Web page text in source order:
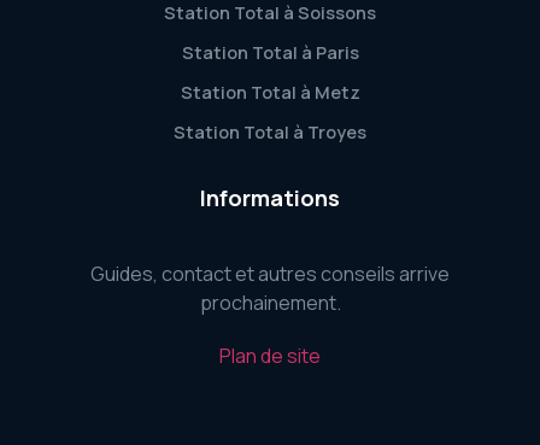
Station Total à Soissons
Station Total à Paris
Station Total à Metz
Station Total à Troyes
Informations
Guides, contact et autres conseils arrive
prochainement.
Plan de site